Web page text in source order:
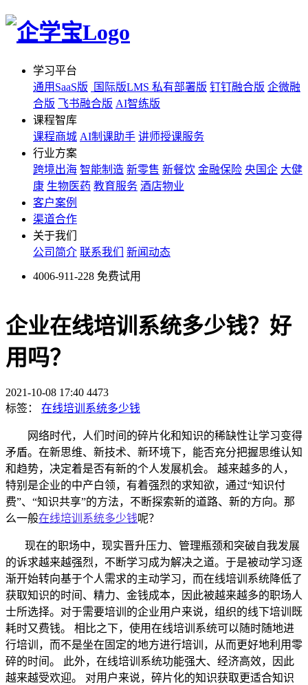
学习平台
通用SaaS版
国际版LMS 私有部署版 钉钉融合版 企微融
合版 飞书融合版 AI智练版
课程智库
课程商城 AI制课助手 讲师授课服务
行业方案
跨境出海 智能制造 新零售 新餐饮 金融保险 央国企 大健
康 生物医药 教育服务 酒店物业
客户案例
渠道合作
关于我们
公司简介 联系我们 新闻动态
4006-911-228 免费试用
企业在线培训系统多少钱？好
用吗？
2021-10-08 17:40 4473
标签：
在线培训系统多少钱
网络时代，人们时间的碎片化和知识的稀缺性让学习变得
矛盾。在新思维、新技术、新环境下，能否充分把握思维认知
和趋势，决定着是否有新的个人发展机会。
越来越多的人，
特别是企业的中产白领，有着强烈的求知欲，通过“知识付
费”、“知识共享”的方法，不断探索新的道路、新的方向。那
么一般在线培训系统多少钱呢？
现在的职场中，现实晋升压力、管理瓶颈和突破自我发展
的诉求越来越强烈，不断学习成为解决之道。于是被动学习逐
渐开始转向基于个人需求的主动学习，而在线培训系统降低了
获取知识的时间、精力、金钱成本，因此被越来越多的职场人
士所选择。对于需要培训的企业用户来说，组织的线下培训既
耗时又费钱。
相比之下，使用在线培训系统可以随时随地进
行培训，而不是坐在固定的地方进行培训，从而更好地利用零
碎的时间。 此外，在线培训系统功能强大、经济高效，因此
越来越受欢迎。 对用户来说，碎片化的知识获取更适合知识